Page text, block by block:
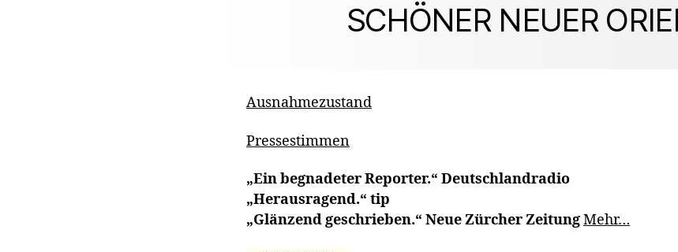
SCHÖNER NEUER
Ausnahmezustand
Pressestimmen
„Ein begnadeter Reporter.“ Deutschlandradio
„Herausragend.“ tip
„Glänzend geschrieben.“ Neue Zürcher ZeitungMehr…